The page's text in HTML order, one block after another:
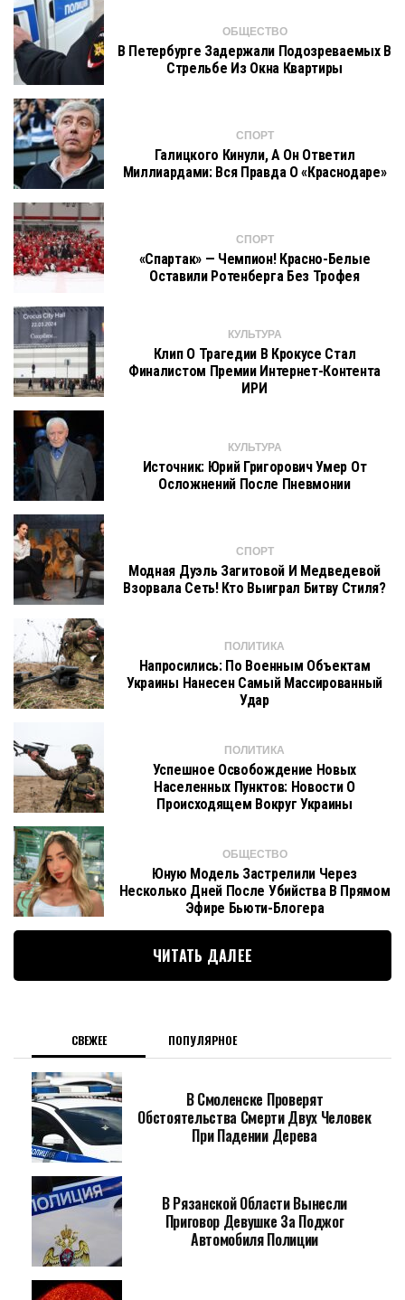
ОБЩЕСТВО
В Петербурге Задержали Подозреваемых В
Стрельбе Из Окна Квартиры
СПОРТ
Галицкого Кинули, А Он Ответил
Миллиардами: Вся Правда О «Краснодаре»
СПОРТ
«Спартак» — Чемпион! Красно-Белые
Оставили Ротенберга Без Трофея
КУЛЬТУРА
Клип О Трагедии В Крокусе Стал
Финалистом Премии Интернет-Контента
ИРИ
КУЛЬТУРА
Источник: Юрий Григорович Умер От
Осложнений После Пневмонии
СПОРТ
Модная Дуэль Загитовой И Медведевой
Взорвала Сеть! Кто Выиграл Битву Стиля?
ПОЛИТИКА
Напросились: По Военным Объектам
Украины Нанесен Самый Массированный
Удар
ПОЛИТИКА
Успешное Освобождение Новых
Населенных Пунктов: Новости О
Происходящем Вокруг Украины
ОБЩЕСТВО
Юную Модель Застрелили Через
Несколько Дней После Убийства В Прямом
Эфире Бьюти-Блогера
ЧИТАТЬ ДАЛЕЕ
СВЕЖЕЕ ПОПУЛЯРНОЕ
В Смоленске Проверят
Обстоятельства Смерти Двух Человек
При Падении Дерева
В Рязанской Области Вынесли
Приговор Девушке За Поджог
Автомобиля Полиции